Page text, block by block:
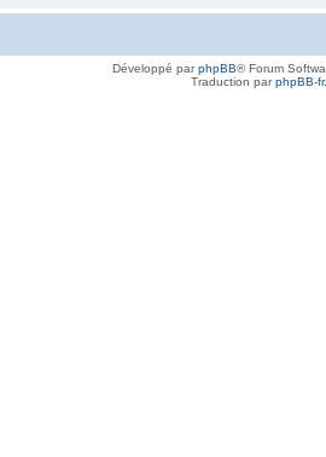
Développé parphpBB® Forum
Traduction parphpBB-